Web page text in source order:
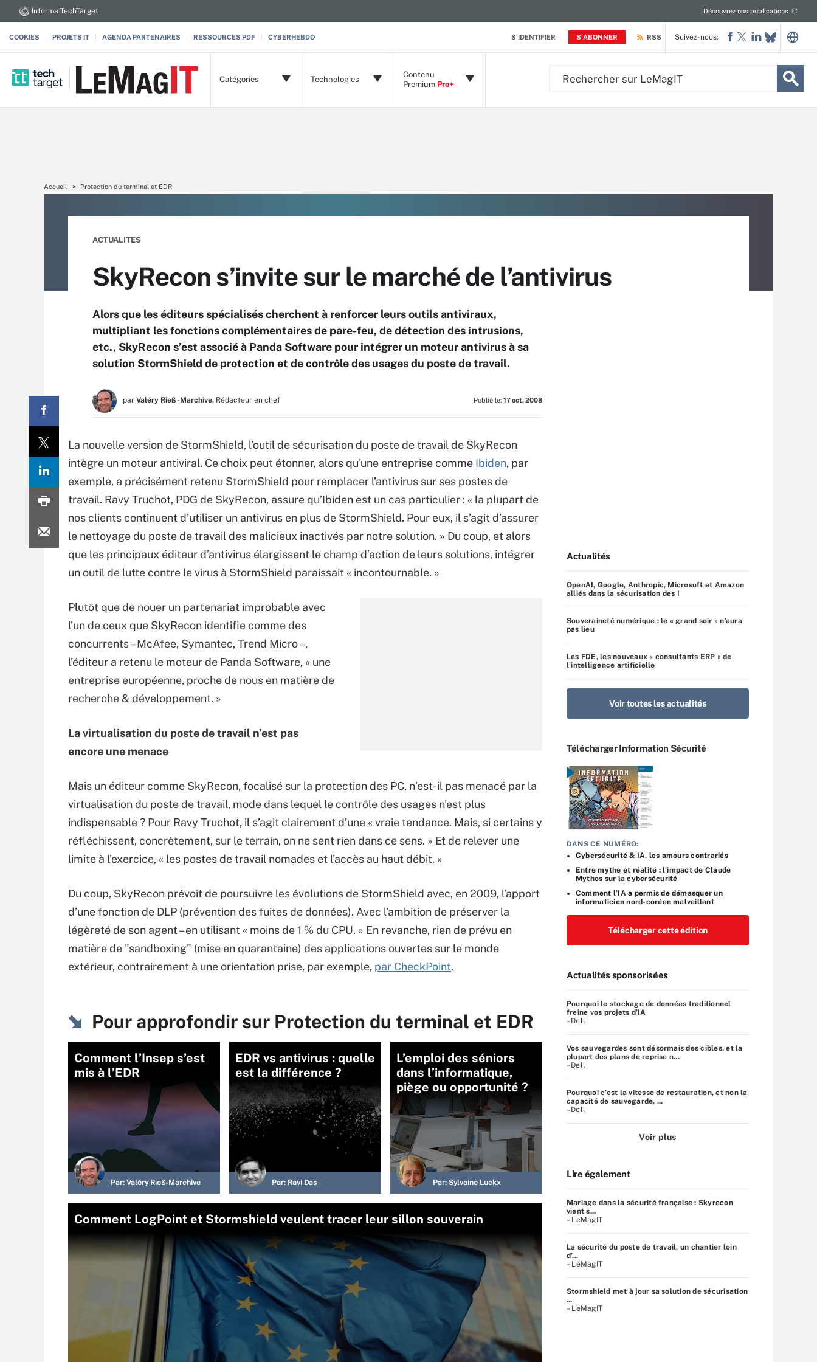
S'IDENTIFIER S'ABONNER
Informa TechTarget Découvrez nos publications
COOKIES PROJETS IT AGENDA PARTENAIRES RESSOURCES PDF CYBERHEBDO RSS
Catégories Technologies
Contenu
Premium Pro+
Suivez-nous:
Accueil Protection du terminal et EDR
ACTUALITES
SkyRecon s’invite sur le marché de l’antivirus
Alors que les éditeurs spécialisés cherchent à renforcer leurs outils antiviraux,
multipliant les fonctions complémentaires de pare-feu, de détection des intrusions,
etc., SkyRecon s’est associé à Panda Software pour intégrer un moteur antivirus à sa
solution StormShield de protection et de contrôle des usages du poste de travail.
par Valéry Rieß-Marchive, Rédacteur en chef Publié le: 17 oct. 2008
La nouvelle version de StormShield, l’outil de sécurisation du poste de travail de SkyRecon
intègre un moteur antiviral. Ce choix peut étonner, alors qu'une entreprise comme Ibiden, par
exemple, a précisément retenu StormShield pour remplacer l’antivirus sur ses postes de
travail. Ravy Truchot, PDG de SkyRecon, assure qu’Ibiden est un cas particulier : « la plupart de
nos clients continuent d’utiliser un antivirus en plus de StormShield. Pour eux, il s’agit d’assurer
le nettoyage du poste de travail des malicieux inactivés par notre solution. » Du coup, et alors
que les principaux éditeur d’antivirus élargissent le champ d’action de leurs solutions, intégrer
un outil de lutte contre le virus à StormShield paraissait « incontournable. »
Plutôt que de nouer un partenariat improbable avec
l’un de ceux que SkyRecon identifie comme des
concurrents – McAfee, Symantec, Trend Micro –,
l’éditeur a retenu le moteur de Panda Software, « une
entreprise européenne, proche de nous en matière de
recherche & développement. »
La virtualisation du poste de travail n’est pas
encore une menace
Mais un éditeur comme SkyRecon, focalisé sur la protection des PC, n’est-il pas menacé par la
virtualisation du poste de travail, mode dans lequel le contrôle des usages n'est plus
indispensable ? Pour Ravy Truchot, il s’agit clairement d’une « vraie tendance. Mais, si certains y
réfléchissent, concrètement, sur le terrain, on ne sent rien dans ce sens. » Et de relever une
limite à l’exercice, « les postes de travail nomades et l’accès au haut débit. »
Du coup, SkyRecon prévoit de poursuivre les évolutions de StormShield avec, en 2009, l’apport
d’une fonction de DLP (prévention des fuites de données). Avec l’ambition de préserver la
légèreté de son agent – en utilisant « moins de 1 % du CPU. » En revanche, rien de prévu en
matière de "sandboxing" (mise en quarantaine) des applications ouvertes sur le monde
extérieur, contrairement à une orientation prise, par exemple, par CheckPoint.
Pour approfondir sur Protection du terminal et EDR
Comment l’Insep s’est
mis à l’EDR
Par: Valéry Rieß-Marchive
EDR vs antivirus : quelle
est la différence ?
Par: Ravi Das
L’emploi des séniors
dans l’informatique,
piège ou opportunité ?
Par: Sylvaine Luckx
Comment LogPoint et Stormshield veulent tracer leur sillon souverain
Actualités
OpenAI, Google, Anthropic, Microsoft et Amazon
alliés dans la sécurisation des I
Souveraineté numérique : le « grand soir » n’aura
pas lieu
Les FDE, les nouveaux « consultants ERP » de
l’intelligence artificielle
Voir toutes les actualités
Télécharger Information Sécurité
DANS CE NUMÉRO:
Cybersécurité & IA, les amours contrariés
Entre mythe et réalité : l’impact de Claude
Mythos sur la cybersécurité
Comment l’IA a permis de démasquer un
informaticien nord-coréen malveillant
Télécharger cette édition
Actualités sponsorisées
Pourquoi le stockage de données traditionnel
freine vos projets d’IA
–Dell
Vos sauvegardes sont désormais des cibles, et la
plupart des plans de reprise n...
–Dell
Pourquoi c’est la vitesse de restauration, et non la
capacité de sauvegarde, ...
–Dell
Voir plus
Lire également
Mariage dans la sécurité française : Skyrecon
vient s...
– LeMagIT
La sécurité du poste de travail, un chantier loin
d’...
– LeMagIT
Stormshield met à jour sa solution de sécurisation
...
– LeMagIT